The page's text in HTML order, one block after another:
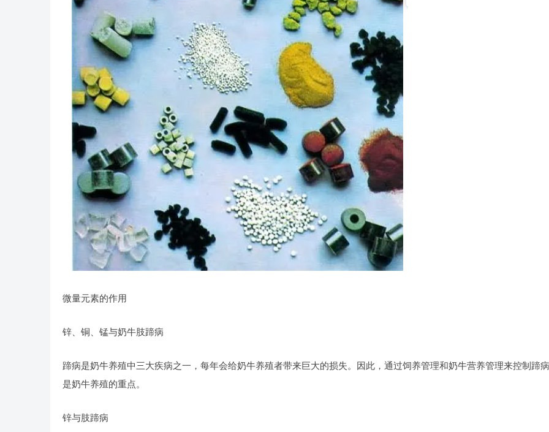
微量元素的作用
锌、铜、锰与奶牛肢蹄病
蹄病是奶牛养殖中三大疾病之一，每年会给奶牛养殖者带来巨大的损失。因此，通过饲养管理和奶牛营养管理来控制蹄
是奶牛养殖的重点。
锌与肢蹄病